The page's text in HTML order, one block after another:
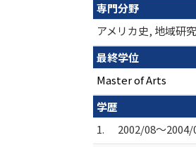
専門分野
アメリカ史, 地域研
最終学位
Master of Arts
学歴
1.
2002/08～2004/